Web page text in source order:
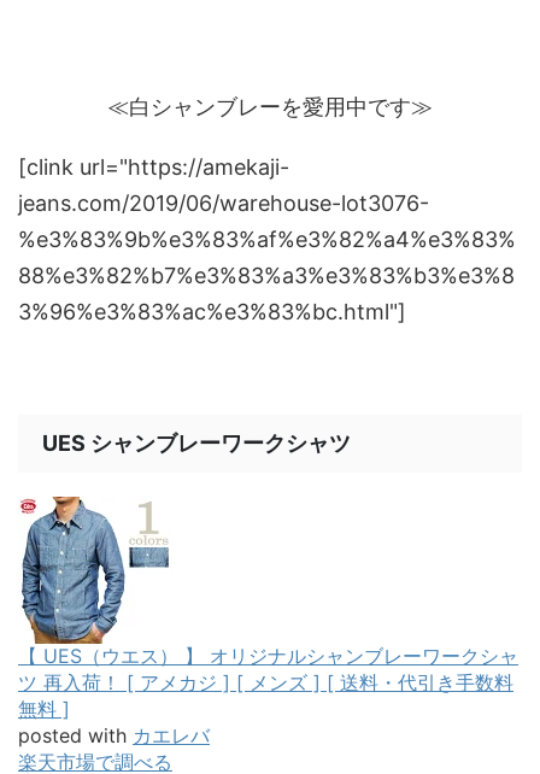
≪白シャンブレーを愛用中です≫
[clink url="https://amekaji-
jeans.com/2019/06/warehouse-lot3076-
%e3%83%9b%e3%83%af%e3%82%a4%e3%83%
88%e3%82%b7%e3%83%a3%e3%83%b3%e3%8
3%96%e3%83%ac%e3%83%bc.html"]
UES シャンブレーワークシャツ
【 UES（ウエス） 】 オリジナルシャンブレーワークシャ
ツ 再入荷！ [ アメカジ ] [ メンズ ] [ 送料・代引き手数料
無料 ]
posted with カエレバ
楽天市場で調べる